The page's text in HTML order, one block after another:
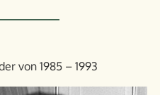
von 1985 – 1993